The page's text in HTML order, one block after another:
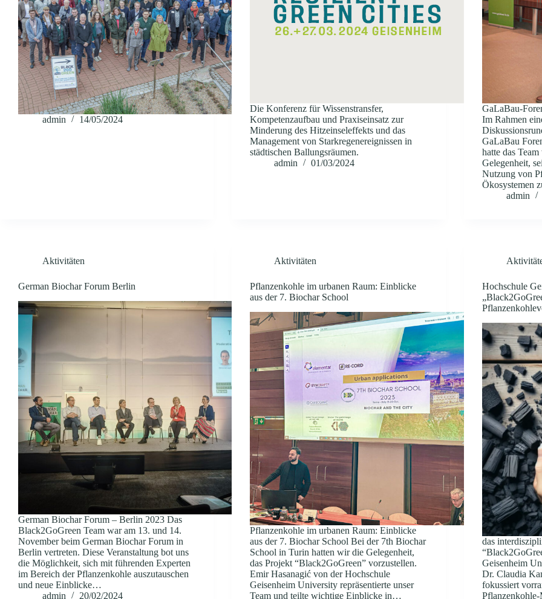
admin 14/05/2024
Die Konferenz für Wissenstransfer,
Kompetenzaufbau und Praxiseinsatz zur
Minderung des Hitzeinseleffekts und das
Management von Starkregenereignissen in
städtischen Ballungsräumen.
admin
01/03/2024
GaLaBau-
Im Rahmen
GaLaBau
hatte das
Gelegenheit,
Nutzung von
Ökosystemen
admin
Aktivitäten
German Biochar Forum Berlin
German Biochar Forum – Berlin 2023 Das
Black2GoGreen Team war am 13. und 14.
November beim German Biochar Forum in
Berlin vertreten. Diese Veranstaltung bot uns
die Möglichkeit, sich mit führenden Experten
im Bereich der Pflanzenkohle auszutauschen
und neue Einblicke…
admin
20/02/2024
Aktivitäten
Pflanzenkohle im urbanen Raum: Einblicke
aus der 7. Biochar School
Pflanzenkohle im urbanen Raum: Einblicke
aus der 7. Biochar School Bei der 7th Biochar
School in Turin hatten wir die Gelegenheit,
das Projekt “Black2GoGreen” vorzustellen.
Emir Hasanagić von der Hochschule
Geisenheim University repräsentierte unser
Team und teilte wichtige Einblicke in…
Hochschule
das
Geisenheim
Dr. Claudia
fokussiert
Pflanzenkohle-